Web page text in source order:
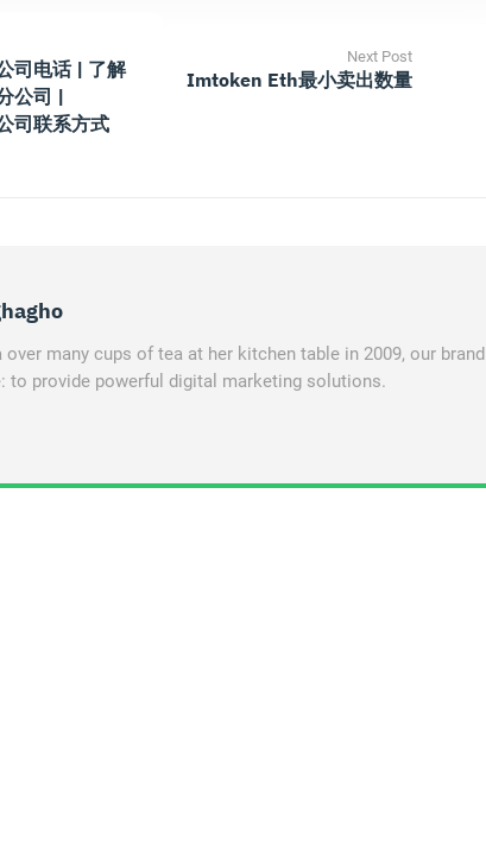
司电话 | 了解
公司 |
司联系方式
Next Post
Imtoken Eth最小卖出数量
over many cups of tea at her kitchen table in 2009, our brand
to provide powerful digital marketing solutions.